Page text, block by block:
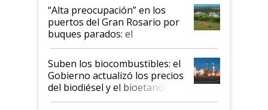
“Alta preocupación” en los
puertos del Gran Rosario por
buques parados: el
funcionamiento de las
exportadoras en tensión tras
la medida de fuerza de los
prácticos
Suben los biocombustibles: el
Gobierno actualizó los precios
del biodiésel y el bioetanol